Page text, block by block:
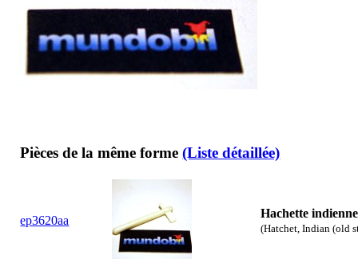
Pièces de la même forme(Liste détaillée)
ep3620aa
Hachette
(Hatchet, Indian (old